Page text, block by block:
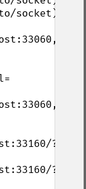
socket)?
?
?